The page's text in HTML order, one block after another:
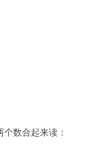
数合起来读：